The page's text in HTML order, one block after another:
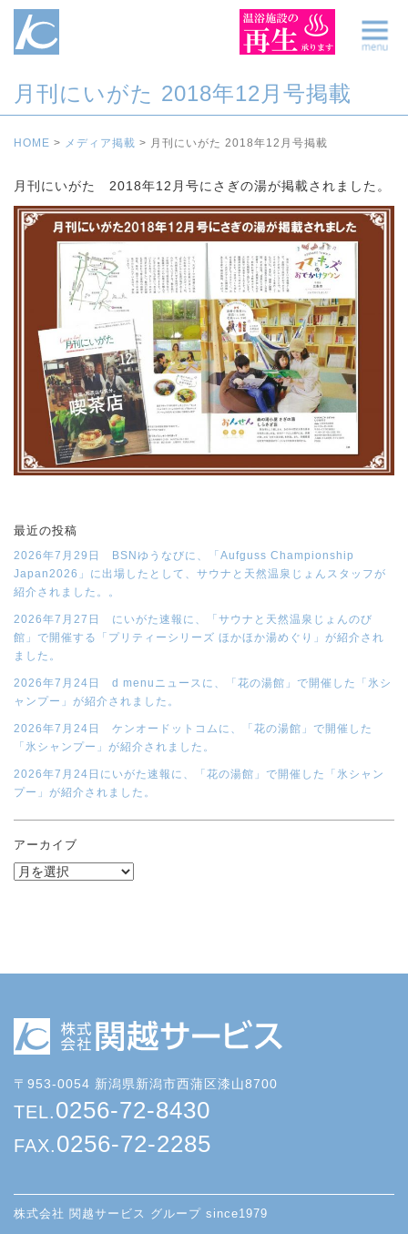
月刊にいがた 2018年12月号掲載
HOME > メディア掲載 > 月刊にいがた 2018年12月号掲載
月刊にいがた 2018年12月号にさぎの湯が掲載されました。
最近の投稿
2026年7月29日 BSNゆうなびに、「Aufguss Championship
Japan2026」に出場したとして、サウナと天然温泉じょんスタッフが
紹介されました。。
2026年7月27日 にいがた速報に、「サウナと天然温泉じょんのび
館」で開催する「プリティーシリーズ ほかほか湯めぐり」が紹介され
ました。
2026年7月24日 d menuニュースに、「花の湯館」で開催した「氷シ
ャンプー」が紹介されました。
2026年7月24日 ケンオードットコムに、「花の湯館」で開催した
「氷シャンプー」が紹介されました。
2026年7月24日にいがた速報に、「花の湯館」で開催した「氷シャン
プー」が紹介されました。
アーカイブ
〒953-0054 新潟県新潟市西蒲区漆山8700
TEL.0256-72-8430
FAX.0256-72-2285
株式会社 関越サービス グループ since1979